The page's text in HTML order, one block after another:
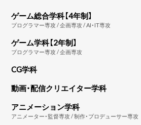
ゲーム総合学科【4年制】
プログラマー専攻 / 企画専攻 / AI・IT専攻
ゲーム学科【2年制】
プログラマー専攻 / 企画専攻
CG学科
動画・配信クリエイター学科
アニメーション学科
アニメーター・監督専攻 / 制作・プロデューサー専攻